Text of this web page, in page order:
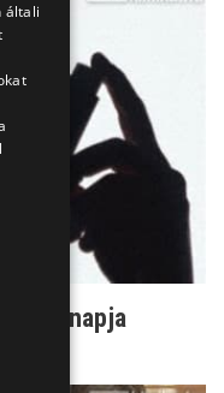
világnapja
általi